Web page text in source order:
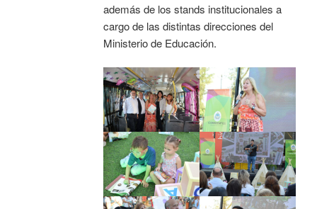
además de los stands institucionales a
cargo de las distintas direcciones del
Ministerio de Educación.